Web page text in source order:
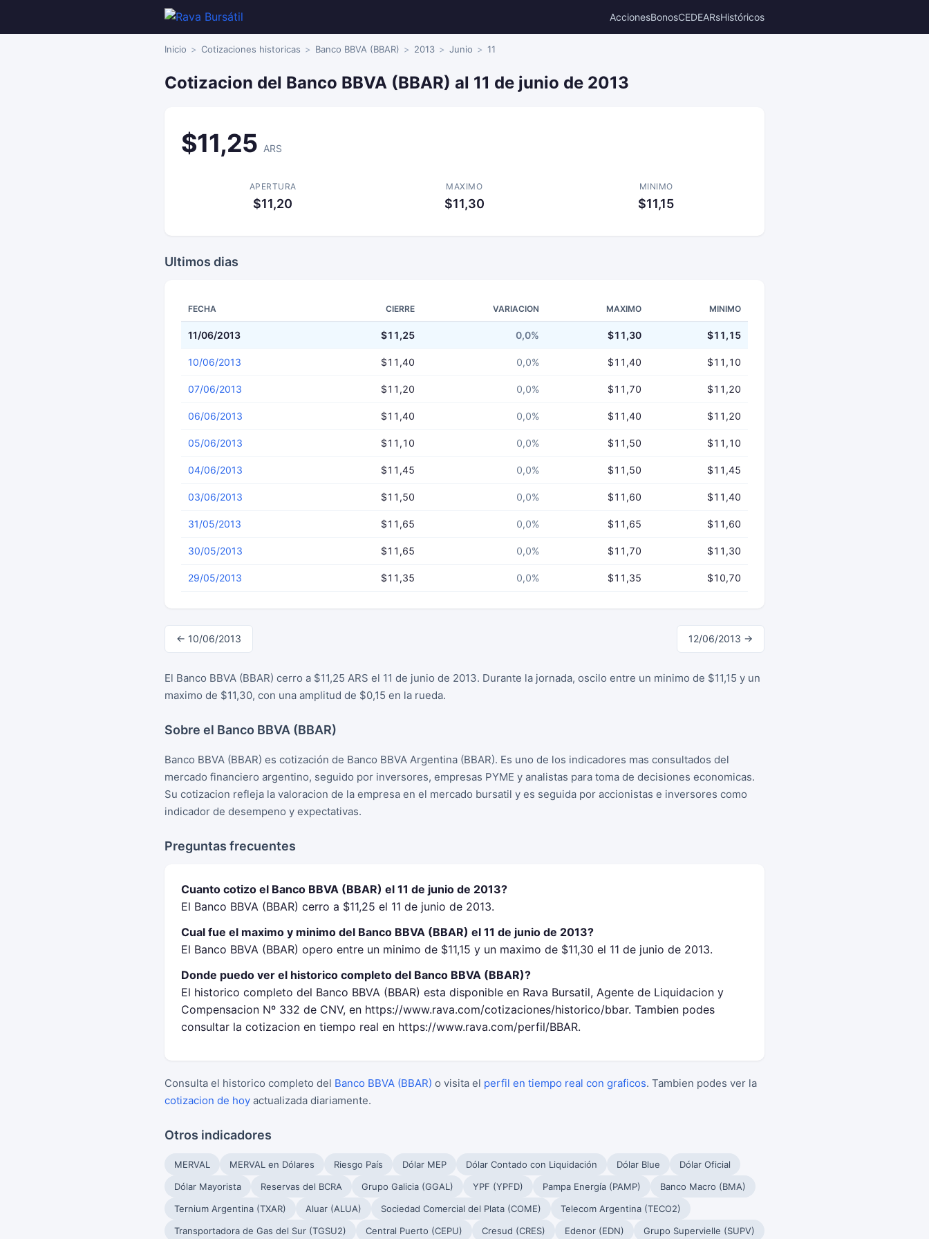
AccionesBonosCEDEARsHistóricos
Inicio Cotizaciones historicas Banco BBVA (BBAR) 2013 Junio 11
Cotizacion del Banco BBVA (BBAR) al 11 de junio de 2013
$11,25 ARS
APERTURA
$11,20
MAXIMO
$11,30
MINIMO
$11,15
Ultimos dias
FECHA CIERRE VARIACION MAXIMO MINIMO
11/06/2013 $11,25 0,0% $11,30 $11,15
10/06/2013 $11,40 0,0% $11,40 $11,10
07/06/2013 $11,20 0,0% $11,70 $11,20
06/06/2013 $11,40 0,0% $11,40 $11,20
05/06/2013 $11,10 0,0% $11,50 $11,10
04/06/2013 $11,45 0,0% $11,50 $11,45
03/06/2013 $11,50 0,0% $11,60 $11,40
31/05/2013 $11,65 0,0% $11,65 $11,60
30/05/2013 $11,65 0,0% $11,70 $11,30
29/05/2013 $11,35 0,0% $11,35 $10,70
← 10/06/2013 12/06/2013 →
El Banco BBVA (BBAR) cerro a $11,25 ARS el 11 de junio de 2013. Durante la jornada, oscilo entre un minimo de $11,15 y un
maximo de $11,30, con una amplitud de $0,15 en la rueda.
Sobre el Banco BBVA (BBAR)
Banco BBVA (BBAR) es cotización de Banco BBVA Argentina (BBAR). Es uno de los indicadores mas consultados del
mercado financiero argentino, seguido por inversores, empresas PYME y analistas para toma de decisiones economicas.
Su cotizacion refleja la valoracion de la empresa en el mercado bursatil y es seguida por accionistas e inversores como
indicador de desempeno y expectativas.
Preguntas frecuentes
Cuanto cotizo el Banco BBVA (BBAR) el 11 de junio de 2013?
El Banco BBVA (BBAR) cerro a $11,25 el 11 de junio de 2013.
Cual fue el maximo y minimo del Banco BBVA (BBAR) el 11 de junio de 2013?
El Banco BBVA (BBAR) opero entre un minimo de $11,15 y un maximo de $11,30 el 11 de junio de 2013.
Donde puedo ver el historico completo del Banco BBVA (BBAR)?
El historico completo del Banco BBVA (BBAR) esta disponible en Rava Bursatil, Agente de Liquidacion y
Compensacion Nº 332 de CNV, en https://www.rava.com/cotizaciones/historico/bbar. Tambien podes
consultar la cotizacion en tiempo real en https://www.rava.com/perfil/BBAR.
Consulta el historico completo del Banco BBVA (BBAR) o visita el perfil en tiempo real con graficos. Tambien podes ver la
cotizacion de hoy actualizada diariamente.
Otros indicadores
MERVAL MERVAL en Dólares Riesgo País Dólar MEP Dólar Contado con Liquidación Dólar Blue
Dólar Oficial
Dólar Mayorista
Reservas del BCRA Grupo Galicia (GGAL) YPF (YPFD) Pampa Energía (PAMP)
Banco Macro (BMA)
Ternium Argentina (TXAR)
Aluar (ALUA) Sociedad Comercial del Plata (COME)
Telecom Argentina (TECO2)
Transportadora de Gas del Sur (TGSU2)
Central Puerto (CEPU) Cresud (CRES) Edenor (EDN) Grupo Supervielle (SUPV)